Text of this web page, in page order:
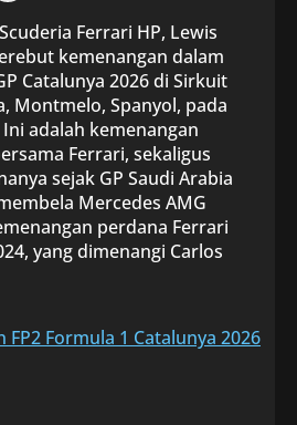
Ferrari HP, Lewis
kemenangan dalam
Catalunya 2026 di Sirkuit
Montmelo, Spanyol, pada
adalah kemenangan
Ferrari, sekaligus
sejak GP Saudi Arabia
Mercedes AMG
perdana Ferrari
yang dimenangi Carlos
Formula 1 Catalunya 2026